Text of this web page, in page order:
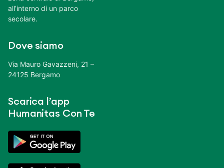
all’interno di un parco
secolare.
Dove siamo
Via Mauro Gavazzeni, 21 –
24125 Bergamo
Scarica l’app
Humanitas Con Te